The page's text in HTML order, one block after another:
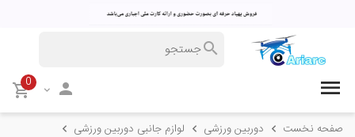
0
صفحه نخست دوربین ورزشی
لوازم جانبی دوربین ورزشی